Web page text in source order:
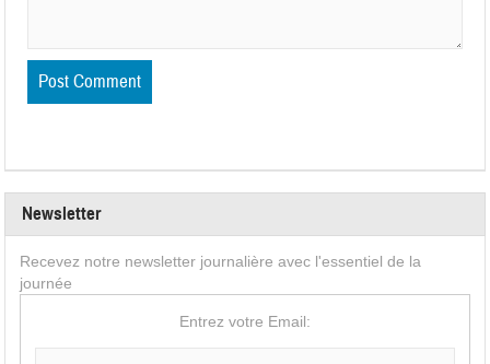
Newsletter
Recevez notre newsletter journalière avec l'essentiel de la
journée
Entrez votre Email: